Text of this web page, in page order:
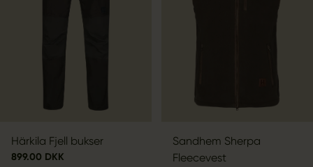
Härkila Fjell bukser
899.00 DKK
Sandhem Sherpa
Fleecevest